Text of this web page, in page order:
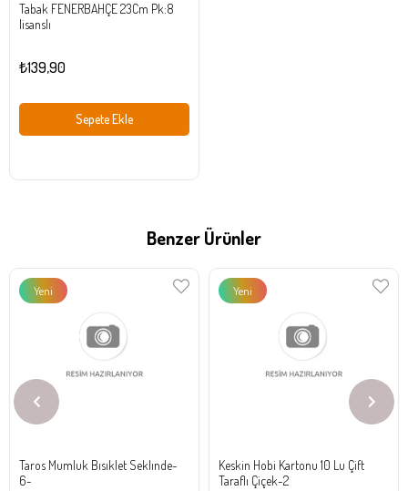
Tabak FENERBAHÇE 23Cm Pk:8
lisanslı
₺139,90
Sepete Ekle
Benzer Ürünler
Taros Mumluk Bısıklet Seklınde-
6-
Yeni
Keskin Hobi Kartonu 10 Lu Çift
Taraflı Çiçek-2
Yeni